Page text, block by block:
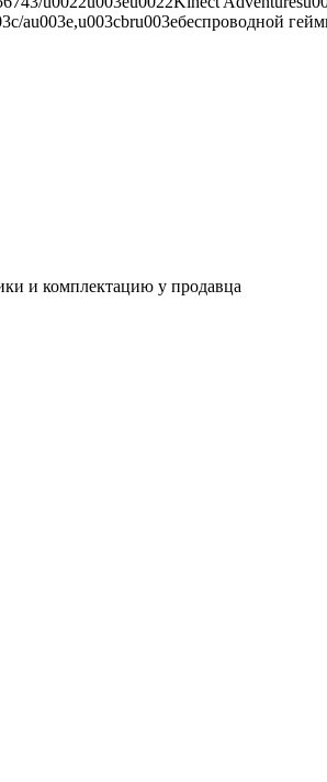
au003e,u003cbru003eбеспроводной
и комплектацию у продавца